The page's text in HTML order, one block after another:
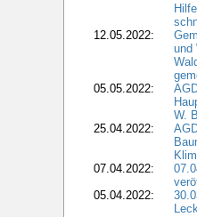
12.05.2022:
und
05.05.2022:
W.
25.04.2022:
07.04.2022:
05.04.2022: